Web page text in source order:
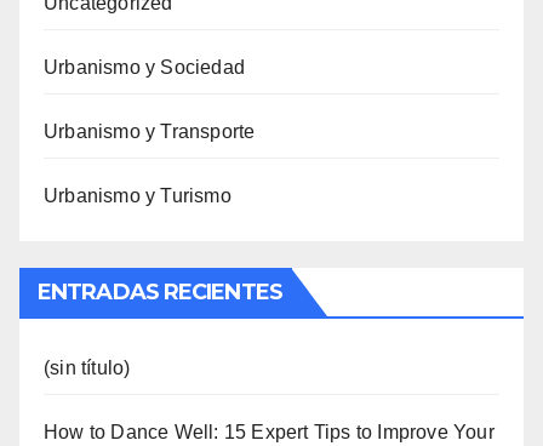
Urbanismo y Sociedad
Urbanismo y Transporte
Urbanismo y Turismo
ENTRADAS RECIENTES
(sin título)
How to Dance Well: 15 Expert Tips to Improve Your